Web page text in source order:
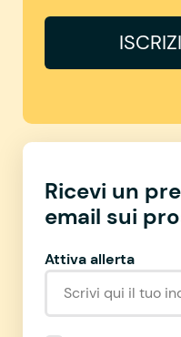
Ricevi un
email sui
Attiva allerta